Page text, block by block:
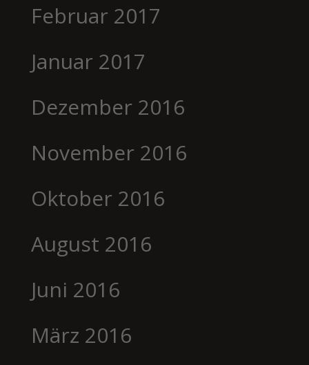
Februar 2017
Januar 2017
Dezember 2016
November 2016
Oktober 2016
August 2016
Juni 2016
März 2016